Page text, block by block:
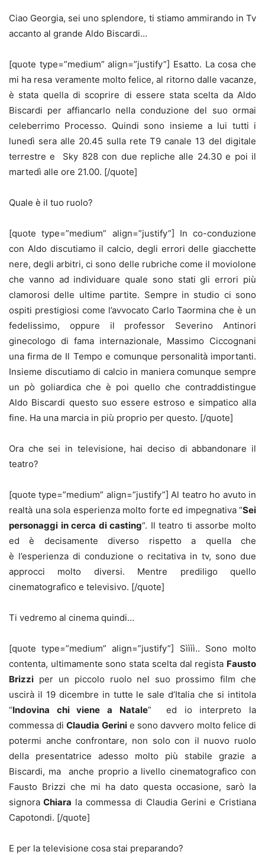
Ciao Georgia, sei uno splendore, ti stiamo ammirando in Tv
accanto al grande Aldo Biscardi…
[quote type=”medium” align=”justify”] Esatto. La cosa che
mi ha resa veramente molto felice, al ritorno dalle vacanze,
è stata quella di scoprire di essere stata scelta da Aldo
Biscardi per affiancarlo nella conduzione del suo ormai
celeberrimo Processo. Quindi sono insieme a lui tutti i
lunedì sera alle 20.45 sulla rete T9 canale 13 del digitale
terrestre e Sky 828 con due repliche alle 24.30 e poi il
martedì alle ore 21.00. [/quote]
Quale è il tuo ruolo?
[quote type=”medium” align=”justify”] In co-conduzione
con Aldo discutiamo il calcio, degli errori delle giacchette
nere, degli arbitri, ci sono delle rubriche come il moviolone
che vanno ad individuare quale sono stati gli errori più
clamorosi delle ultime partite. Sempre in studio ci sono
ospiti prestigiosi come l’avvocato Carlo Taormina che è un
fedelissimo, oppure il professor Severino Antinori
ginecologo di fama internazionale, Massimo Ciccognani
una firma de Il Tempo e comunque personalità importanti.
Insieme discutiamo di calcio in maniera comunque sempre
un pò goliardica che è poi quello che contraddistingue
Aldo Biscardi questo suo essere estroso e simpatico alla
fine. Ha una marcia in più proprio per questo. [/quote]
Ora che sei in televisione, hai deciso di abbandonare il
teatro?
[quote type=”medium” align=”justify”] Al teatro ho avuto in
realtà una sola esperienza molto forte ed impegnativa “Sei
personaggi in cerca di casting“. Il teatro ti assorbe molto
ed è decisamente diverso rispetto a quella che
è l’esperienza di conduzione o recitativa in tv, sono due
approcci molto diversi. Mentre prediligo quello
cinematografico e televisivo. [/quote]
Ti vedremo al cinema quindi…
[quote type=”medium” align=”justify”] Sìììì.. Sono molto
contenta, ultimamente sono stata scelta dal regista Fausto
Brizzi per un piccolo ruolo nel suo prossimo film che
uscirà il 19 dicembre in tutte le sale d’Italia che si intitola
“Indovina chi viene a Natale” ed io interpreto la
commessa diClaudia Gerinie sono davvero molto felice di
potermi anche confrontare, non solo con il nuovo ruolo
della presentatrice adesso molto più stabile grazie a
Biscardi, ma anche proprio a livello cinematografico con
Fausto Brizzi che mi ha dato questa occasione, sarò la
signora Chiara la commessa di Claudia Gerini e Cristiana
Capotondi. [/quote]
E per la televisione cosa stai preparando?